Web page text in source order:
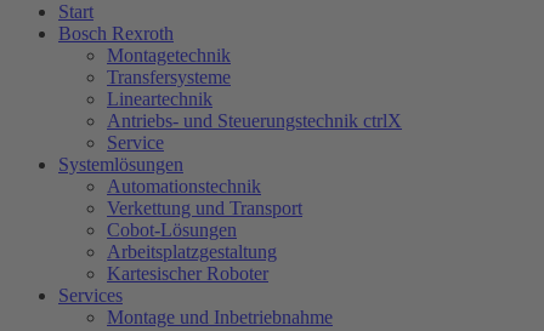
Start
Bosch Rexroth
Montagetechnik
Transfersysteme
Lineartechnik
Antriebs- und Steuerungstechnik ctrlX
Service
Systemlösungen
Automationstechnik
Verkettung und Transport
Cobot-Lösungen
Arbeitsplatzgestaltung
Kartesischer Roboter
Services
Montage und Inbetriebnahme